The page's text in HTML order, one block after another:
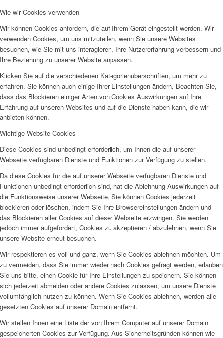
Wie wir Cookies verwenden
Wir können Cookies anfordern, die auf Ihrem Gerät eingestellt werden. Wir
verwenden Cookies, um uns mitzuteilen, wenn Sie unsere Websites
besuchen, wie Sie mit uns interagieren, Ihre Nutzererfahrung verbessern und
Ihre Beziehung zu unserer Website anpassen.
Klicken Sie auf die verschiedenen Kategorienüberschriften, um mehr zu
erfahren. Sie können auch einige Ihrer Einstellungen ändern. Beachten Sie,
dass das Blockieren einiger Arten von Cookies Auswirkungen auf Ihre
Erfahrung auf unseren Websites und auf die Dienste haben kann, die wir
anbieten können.
Wichtige Website Cookies
Diese Cookies sind unbedingt erforderlich, um Ihnen die auf unserer
Webseite verfügbaren Dienste und Funktionen zur Verfügung zu stellen.
Da diese Cookies für die auf unserer Webseite verfügbaren Dienste und
Funktionen unbedingt erforderlich sind, hat die Ablehnung Auswirkungen auf
die Funktionsweise unserer Webseite. Sie können Cookies jederzeit
blockieren oder löschen, indem Sie Ihre Browsereinstellungen ändern und
das Blockieren aller Cookies auf dieser Webseite erzwingen. Sie werden
jedoch immer aufgefordert, Cookies zu akzeptieren / abzulehnen, wenn Sie
unsere Website erneut besuchen.
Wir respektieren es voll und ganz, wenn Sie Cookies ablehnen möchten. Um
zu vermeiden, dass Sie immer wieder nach Cookies gefragt werden, erlauben
Sie uns bitte, einen Cookie für Ihre Einstellungen zu speichern. Sie können
sich jederzeit abmelden oder andere Cookies zulassen, um unsere Dienste
vollumfänglich nutzen zu können. Wenn Sie Cookies ablehnen, werden alle
gesetzten Cookies auf unserer Domain entfernt.
Wir stellen Ihnen eine Liste der von Ihrem Computer auf unserer Domain
gespeicherten Cookies zur Verfügung. Aus Sicherheitsgründen können wie